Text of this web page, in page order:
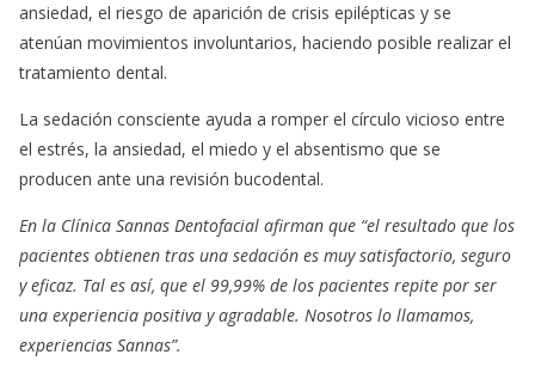
ansiedad, el riesgo de aparición de crisis epilépticas y se
atenúan movimientos involuntarios, haciendo posible realizar el
tratamiento dental.
La sedación consciente ayuda a romper el círculo vicioso entre
el estrés, la ansiedad, el miedo y el absentismo que se
producen ante una revisión bucodental.
En la Clínica Sannas Dentofacial afirman que “el resultado que los
pacientes obtienen tras una sedación es muy satisfactorio, seguro
y eficaz. Tal es así, que el 99,99% de los pacientes repite por ser
una experiencia positiva y agradable. Nosotros lo llamamos,
experiencias Sannas”.